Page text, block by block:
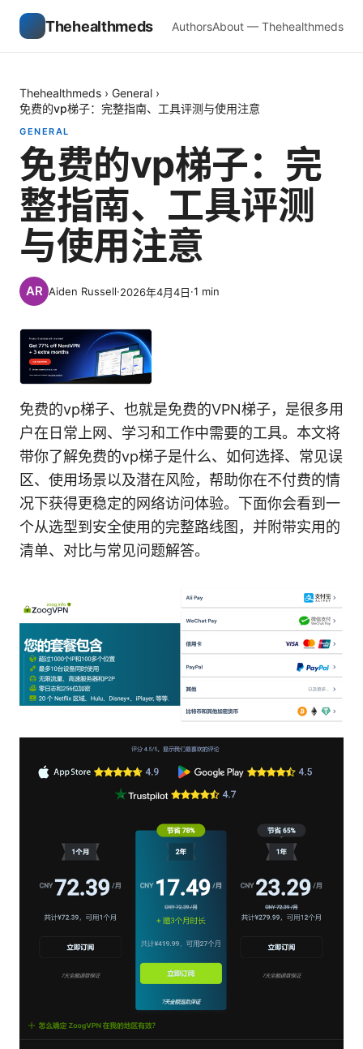
Thehealthmeds AuthorsAbout — Thehealthmeds
Thehealthmeds › General ›
免费的vp梯子：完整指南、工具评测与使用注意
GENERAL
免费的vp梯子：完
整指南、工具评测
与使用注意
Aiden Russell·2026年4月4日·1 min
免费的vp梯子、也就是免费的VPN梯子，是很多用
户在日常上网、学习和工作中需要的工具。本文将
带你了解免费的vp梯子是什么、如何选择、常见误
区、使用场景以及潜在风险，帮助你在不付费的情
况下获得更稳定的网络访问体验。下面你会看到一
个从选型到安全使用的完整路线图，并附带实用的
清单、对比与常见问题解答。